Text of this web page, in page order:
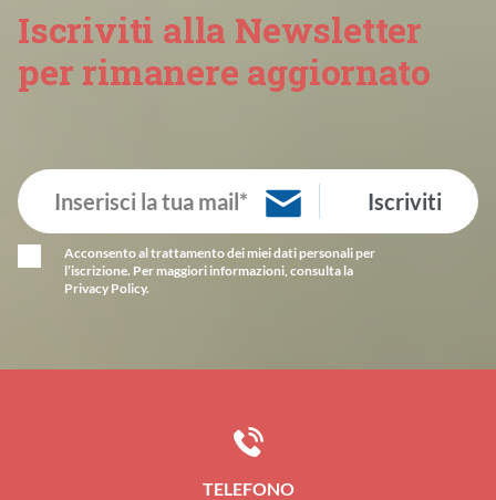
Iscriviti alla Newsletter
per rimanere aggiornato
Acconsento al trattamento dei miei dati personali per
l’iscrizione. Per maggiori informazioni, consulta la
Privacy Policy.
TELEFONO